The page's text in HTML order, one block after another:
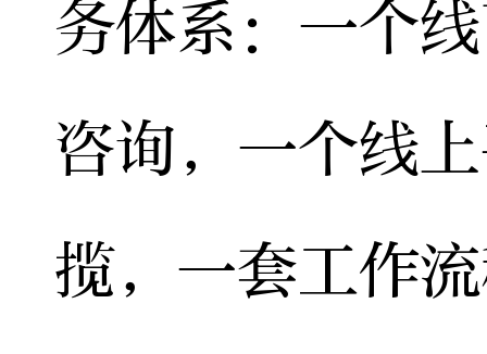
务体系：一个
咨询，一个线
揽，一套工作